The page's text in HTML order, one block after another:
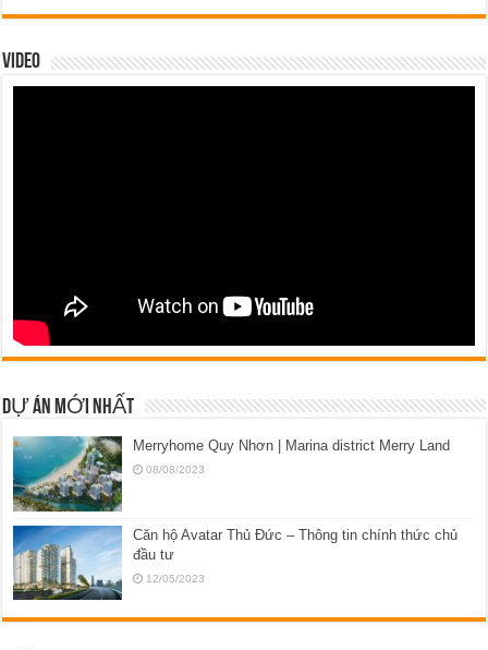
VIDEO
DỰ ÁN MỚI NHẤT
Merryhome Quy Nhơn | Marina district Merry Land
08/08/2023
Căn hộ Avatar Thủ Đức – Thông tin chính thức chủ
đầu tư
12/05/2023